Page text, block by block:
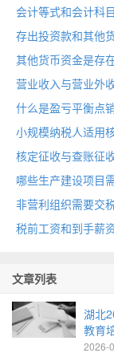
会计等式和会计科
存出投资款和其他
营业收入与营业外
什么是盈亏平衡点
小规模纳税人适用
核定征收与查账征
税前工资和到手薪
文章列表
湖北
教育
2026-